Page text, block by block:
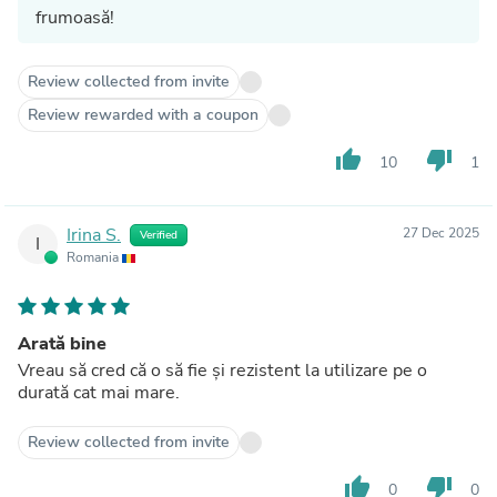
frumoasă!
Review collected from invite
Review rewarded with a coupon
thumb_up 10 thumb_down 1
I Irina S. Verified
Romania
27 Dec 2025
Arată bine
Vreau să cred că o să fie și rezistent la utilizare pe o
durată cat mai mare.
Review collected from invite
thumb_up 0 thumb_down 0